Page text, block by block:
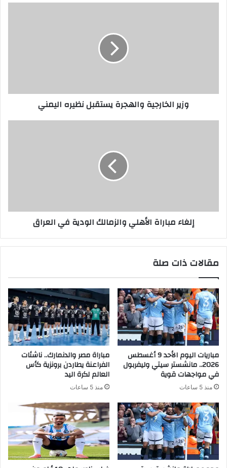
وزير الخارجية والهجرة يستقبل نظيره اليمني
إلغاء مباراة الأهلي والزمالك الودية في العراق
مقالات ذات صلة
مباريات اليوم الأحد 9 أغسطس
2026.. مانشستر سيتي وليفربول
في مواجهات قوية
منذ 5 ساعات
مباراة مصر والدنمارك.. ناشئات
الفراعنة يطاردن برونزية كأس
العالم لكرة اليد
منذ 5 ساعات